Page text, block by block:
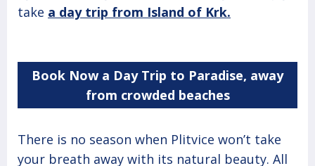
take a day trip from Island of Krk.
Book Now a Day Trip to Paradise, away
from crowded beaches
There is no season when Plitvice won’t take
your breath away with its natural beauty. All